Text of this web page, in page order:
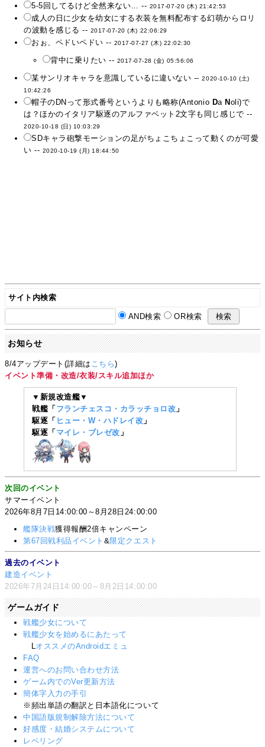
5-5回してるけど全然来ない… -- 2017-07-20 (木) 21:42:53
成人の日に少女を幼女にする衣装を無料配布する幻萌からロリ
の波動を感じる -- 2017-07-20 (木) 22:06:29
おぉ、ペドいペドい -- 2017-07-27 (木) 22:02:30
背中に乗りたい -- 2017-07-28 (金) 05:56:06
某サンリオキャラを意識しているに違いない --2020-10-10 (土)
10:42:26
帽子のDNって形式番号というよりも略称(Antonio Da N oli)で
は？ほかのイタリア駆逐のアルファベット2文字も同じ感じで --
2020-10-18 (日) 10:03:29
SDキャラ砲撃モーションの足がちょこちょこって動くのが可愛
い -- 2020-10-19 (月) 18:44:50
サイト内検索
AND検索 OR検索
お知らせ
8/4アップデート(詳細は こちら)
イベント準備・改造/衣装/スキル追加ほか
▼新規改造艦▼
戦艦「 フランチェスコ・カラッチョロ改 」
駆逐「 ヒュー・W・ハドレイ改 」
駆逐「 マイレ・ブレゼ改 」
次回のイベント
サマーイベント
2026年8月7日14:00:00～8月28日24:00:00
艦隊決戦獲得報酬2倍キャンペーン
第67回戦利品イベント &限定クエスト
過去のイベント
建造イベント
2026年7月24日14:00:00～8月2日14:00:00
ゲームガイド
戦艦少女について
戦艦少女を始めるにあたって
オススメのAndroidエミュ
FAQ
運営へのお問い合わせ方法
ゲーム内でのVer更新方法
簡体字入力の手引
※頻出単語の翻訳と日本語化について
中国語版規制解除方法について
好感度・結婚システムについて
レベリング